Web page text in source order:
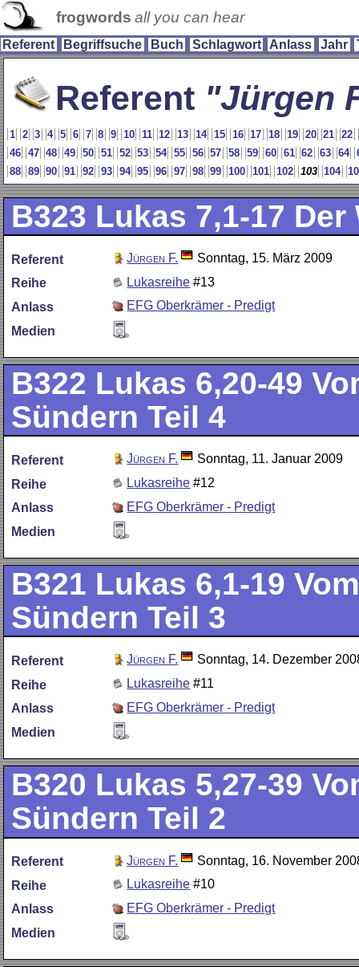
frogwords all you can hear
Referent Begriffsuche Buch Schlagwort Anlass Jahr
Referent Jürgen
1 2 3 4 5 6 7 8 9 10 11 12 13 14 15 16 17 18 19 20 21
22
46
47 48 49 50 51 52 53 54 55 56 57 58 59 60 61 62 63 64
88
89 90 91 92 93 94 95 96 97 98 99 100 101 102 103 104
B323 Lukas 7,1-17
Referent Jürgen F.
Sonntag, 15. März 2009
Reihe
Lukasreihe #13
Anlass
EFG Oberkrämer - Predigt
Medien
B322 Lukas 6,20-49
Sündern Teil 4
Referent Jürgen F.
Sonntag, 11. Januar 2009
Reihe
Lukasreihe #12
Anlass
EFG Oberkrämer - Predigt
Medien
B321 Lukas 6,1-19
Sündern Teil 3
Referent Jürgen F.
Sonntag, 14. Dezember
Reihe
Lukasreihe #11
Anlass
EFG Oberkrämer - Predigt
Medien
B320 Lukas 5,27-39
Sündern Teil 2
Referent Jürgen F.
Sonntag, 16. November
Reihe
Lukasreihe #10
Anlass
EFG Oberkrämer - Predigt
Medien